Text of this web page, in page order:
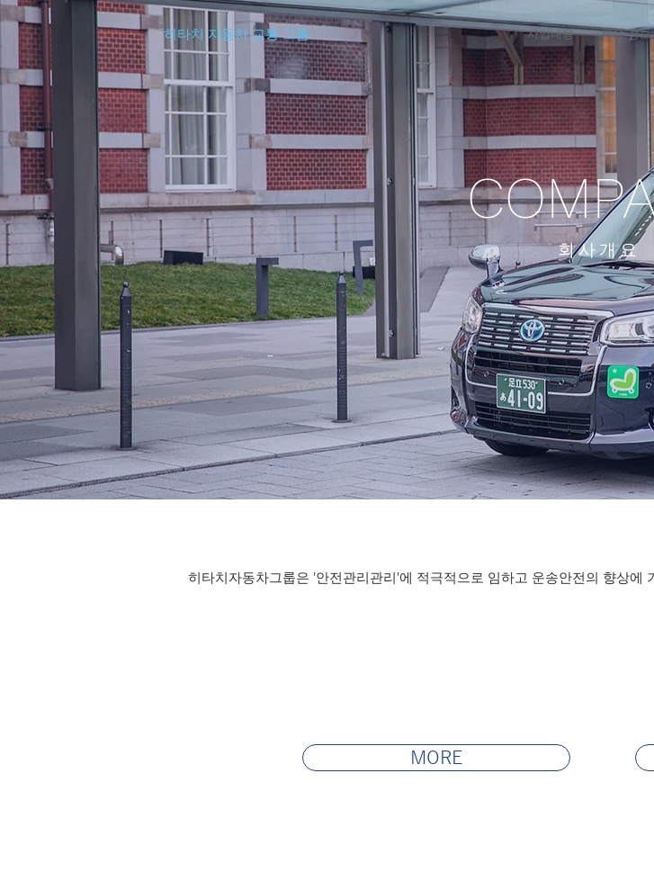
히타치 자동차 교통 그룹 사업내용 채용 정보
회사개요
히타치자동차그룹은 '안전관리관리'에 적극적으로 임하고 운송안전의 향상에
MORE